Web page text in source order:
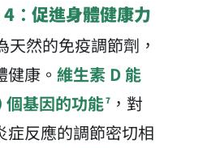
：促進身體健康力
天然的免疫調節劑，
康。 維生素 D 能
基因的功能7，對
症反應的調節密切相